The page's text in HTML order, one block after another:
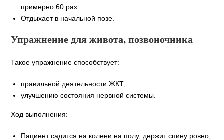
примерно 60 раз.
Отдыхает в начальной позе.
Упражнение для живота, позвоночника
Такое упражнение способствует:
правильной деятельности ЖКТ;
улучшению состояния нервной системы.
Ход выполнения:
Пациент садится на колени на полу, держит спину ровно,